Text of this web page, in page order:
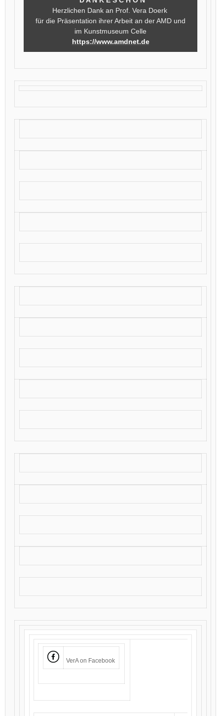
Herzlichen Dank an Prof. Vera Doerk
für die Präsentation ihrer Arbeit an der AMD und
im Kunstmuseum Celle
https://www.amdnet.de
VerA on Facebook